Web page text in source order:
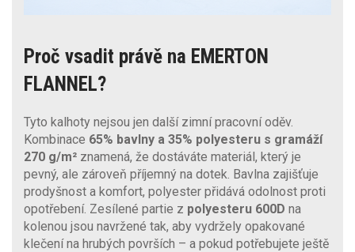
Proč vsadit právě na EMERTON
FLANNEL?
Tyto kalhoty nejsou jen další zimní pracovní oděv.
Kombinace 65% bavlny a 35% polyesteru s gramáží
270 g/m² znamená, že dostáváte materiál, který je
pevný, ale zároveň příjemný na dotek. Bavlna zajišťuje
prodyšnost a komfort, polyester přidává odolnost proti
opotřebení. Zesílené partie z polyesteru 600D na
kolenou jsou navržené tak, aby vydržely opakované
klečení na hrubých površích – a pokud potřebujete ještě